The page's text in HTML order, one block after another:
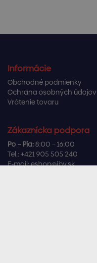
Informácie
Obchodné podmienky
Ochrana osobných údajov
Vrátenie tovaru
Zákaznícka podpora
Po – Pia:8:00 – 16:00
Tel.: +421 905 505 240
E-mail:eshop@ibv.sk